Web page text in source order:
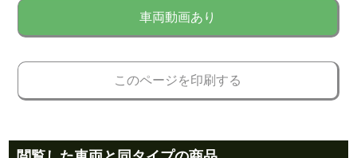
車両動画あり
このページを印刷する